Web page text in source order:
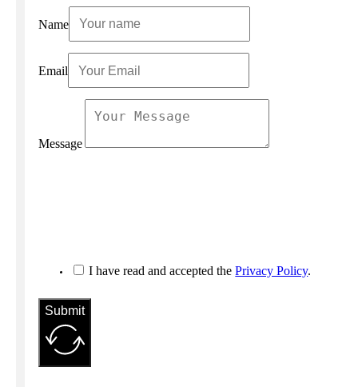
Name
Email
Message
I have read and accepted thePrivacy Policy.
Submit